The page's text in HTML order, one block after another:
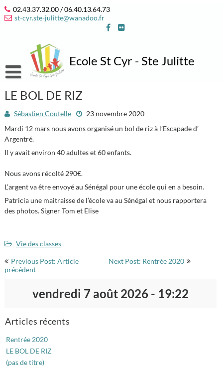
Skip
to
content
02.43.37.32.00 / 06.40.13.64.73
st-cyr.ste-julitte@wanadoo.fr
Ecole St Cyr - Ste Julitte
Accueil
L’équipe 2025/2026
Vie des classes et des associations
On parle de nous…
Infos pratiques
Horaires de l’école
Inscriptions / Contributions 2025-2026
OGEC
Jeux en ligne
LE BOL DE RIZ
Sébastien Coutelle
23 novembre 2020
Mardi 12 mars nous avons organisé un bol de riz à l’Escapade d’
Argentré.
Il y avait environ 40 adultes et 60 enfants.
Nous avons récolté 290€.
L’argent va être envoyé au Sénégal pour une école qui en a besoin.
Patricia une maitraisse de l’école va au Sénégal et nous rapportera
des photos. Signer Tom et Elise
Vie des classes
Navigation
de
Previous Post: Article
précédent
Next Post: Rentrée 2020
vendredi 7 août 2026 - 19:22
Articles récents
Rentrée 2020
LE BOL DE RIZ
(pas de titre)